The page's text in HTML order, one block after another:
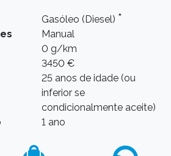
Gasóleo (Diesel) *
Manual
0 g/km
3450 €
25 anos de idade (ou
inferior se
condicionalmente aceite)
1 ano